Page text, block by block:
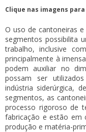
Clique nas imagens
O uso de cantoneiras
segmentos possibilita
trabalho, inclusive
principalmente à
podem auxiliar no
possam ser
indústria siderúrgica,
segmentos, as
processo rigoroso de
fabricação e estão em
produção e matéria-